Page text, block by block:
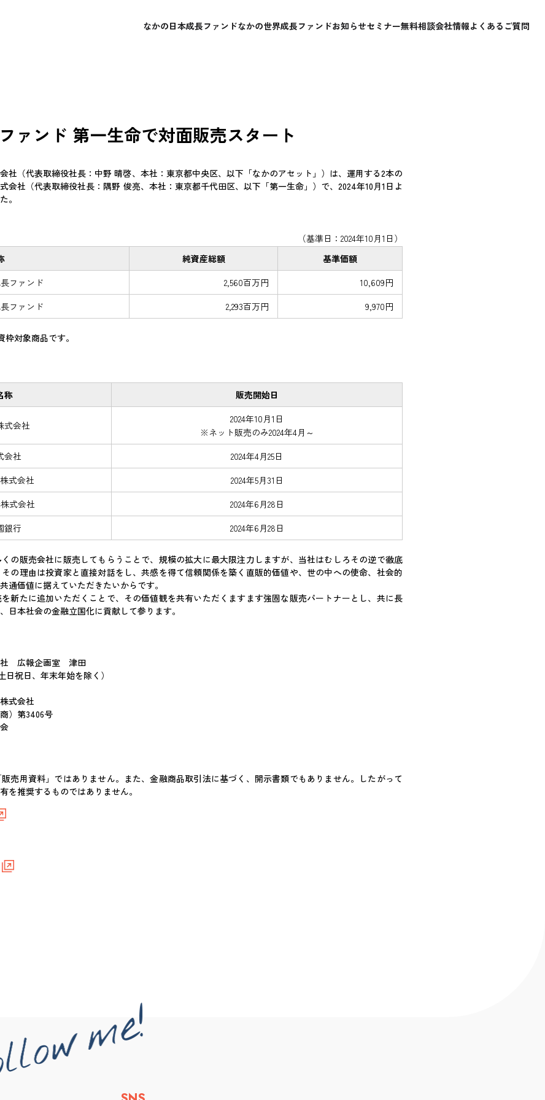
なかの日本成長ファンドなかの世界成長ファンドお知らせセミナー無料相談会社情報よくあるご質問
ァンド 第一生命で対面販売スタート
社（代表取締役社長：中野 晴啓、本社：東京都中央区、以下「なかのアセット」）は、運用する2本の
会社（代表取締役社長：隅野 俊亮、本社：東京都千代田区、以下「第一生命」）で、2024年10月1日よ
。
（基準日：2024年10月1日）
純資産総額
基準価額
ファンド
2,560百万円
10,609円
ファンド
2,293百万円
9,970円
枠対象商品です。
称
販売開始日
式会社
2024年10月1日
※ネット販売のみ2024年4月～
会社
2024年4月25日
式会社
2024年5月31日
式会社
2024年6月28日
銀行
2024年6月28日
の販売会社に販売してもらうことで、規模の拡大に最大限注力しますが、当社はむしろその逆で徹底
の理由は投資家と直接対話をし、共感を得て信頼関係を築く直販的価値や、世の中への使命、社会的
通価値に据えていただきたいからです。
新たに追加いただくことで、その価値観を共有いただくますます強固な販売パートナーとし、共に長
日本社会の金融立国化に貢献して参ります。
社 広報企画室 津田
祝日、年末年始を除く）
式会社
）第3406号
売用資料」ではありません。また、金融商品取引法に基づく、開示書類でもありません。したがって
を推奨するものではありません。